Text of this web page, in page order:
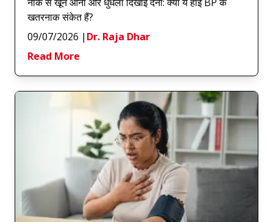
खतरनाक संकेत हैं?
09/07/2026 | Dr. Raja Dhar
Read More